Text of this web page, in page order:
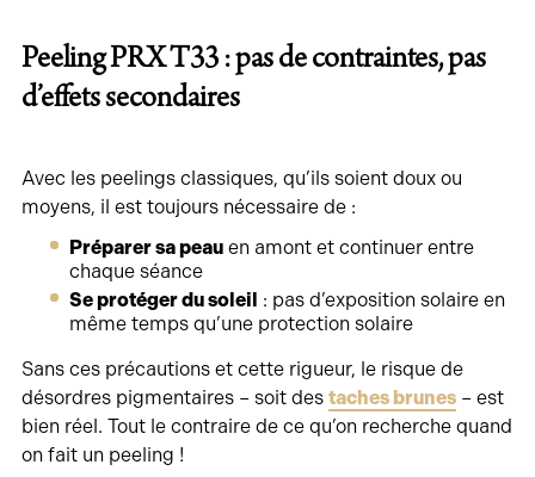
Peeling PRX T33 : pas de contraintes, pas
d’effets secondaires
Avec les peelings classiques, qu’ils soient doux ou
moyens, il est toujours nécessaire de :
Préparer sa peauen amont et continuer entre
chaque séance
Se protéger du soleil : pas d’exposition solaire en
même temps qu’une protection solaire
Sans ces précautions et cette rigueur, le risque de
désordres pigmentaires – soit des taches brunes– est
bien réel. Tout le contraire de ce qu’on recherche quand
on fait un peeling !